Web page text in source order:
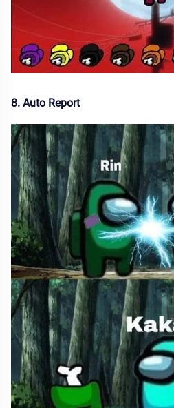
8. Auto Report